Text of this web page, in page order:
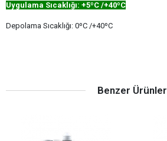
Uygulama Sıcaklığı: +5ºC /+40ºC
Depolama Sıcaklığı: 0ºC /+40ºC
Benzer Ürünler